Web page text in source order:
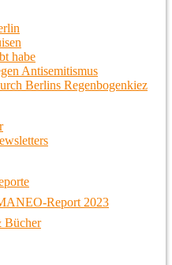
habe
Antisemitismus
Berlins Regenbogenkiez
Report 2023
Bücher